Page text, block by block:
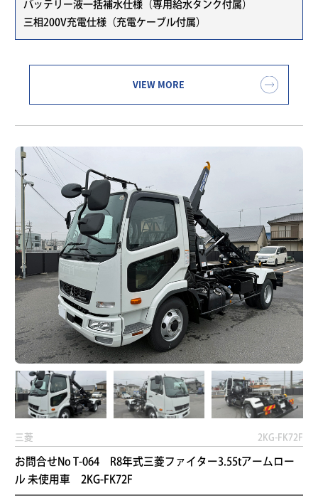
バッテリー液一括補水仕様（専用給水タンク付属）
三相200V充電仕様（充電ケーブル付属）
VIEW MORE
三菱 2KG-FK72F
お問合せNo T-064 R8年式三菱ファイター3.55tアームロー
ル 未使用車 2KG-FK72F